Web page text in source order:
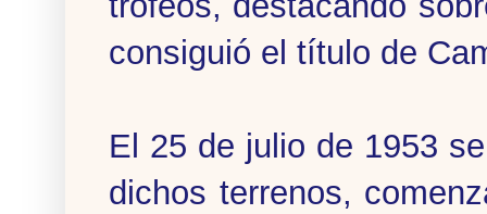
consiguió el título de
El 25 de julio de 1953
dichos terrenos,